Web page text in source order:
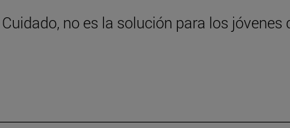
no es la solución para los jóvenes